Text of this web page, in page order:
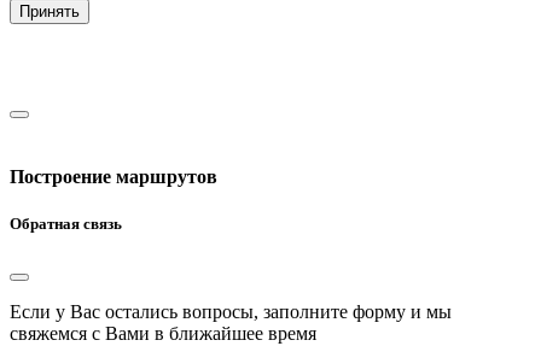
Принять
Построение маршрутов
Обратная связь
Если у Вас остались вопросы, заполните форму и мы
свяжемся с Вами в ближайшее время